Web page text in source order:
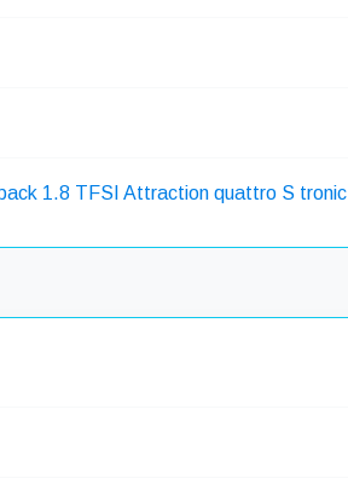
1.8 TFSI Attraction quattro S tronic